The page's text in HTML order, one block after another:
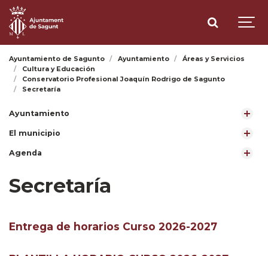
Ayuntamiento de Sagunto Ayuntamiento
Áreas y Servicios
Cultura y Educación
Conservatorio Profesional Joaquín Rodrigo de Sagunto
Secretaría
Ayuntamiento
El municipio
Agenda
Secretaría
Entrega de horarios Curso 2026-2027